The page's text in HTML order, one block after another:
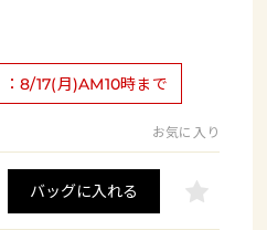
8/17(月)AM10時まで
お気に入り
バッグに入れる